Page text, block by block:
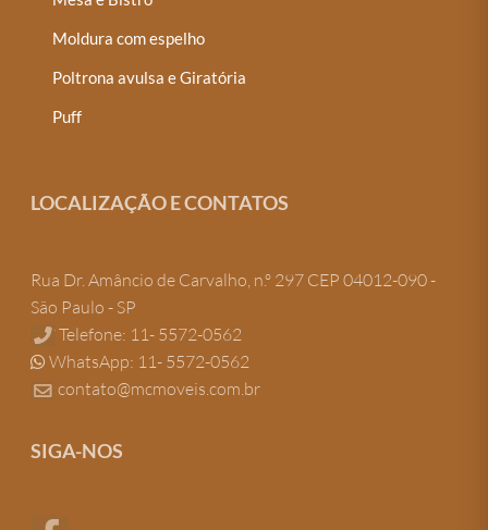
Moldura com espelho
Poltrona avulsa e Giratória
Puff
LOCALIZAÇÃO E CONTATOS
Rua Dr. Amâncio de Carvalho, n.º 297 CEP 04012-090 -
São Paulo - SP
Telefone: 11- 5572-0562
WhatsApp: 11- 5572-0562
contato@mcmoveis.com.br
SIGA-NOS